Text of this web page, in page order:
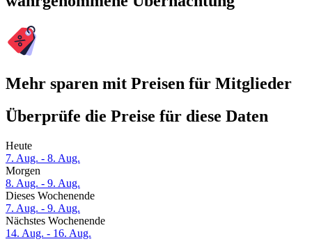
Mehr sparen mit Preisen für Mitglieder
Überprüfe die Preise für diese Daten
Heute
7. Aug. - 8. Aug.
Morgen
8. Aug. - 9. Aug.
Dieses Wochenende
7. Aug. - 9. Aug.
Nächstes Wochenende
14. Aug. - 16. Aug.